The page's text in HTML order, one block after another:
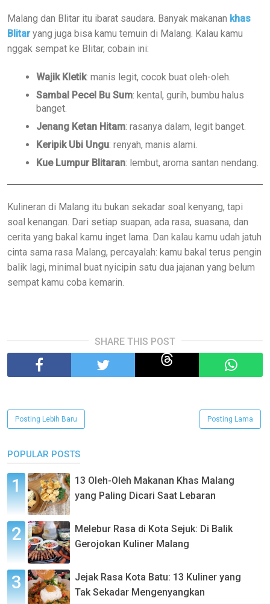
Malang dan Blitar itu ibarat saudara. Banyak makanan khas
Blitaryang juga bisa kamu temuin di Malang. Kalau kamu
nggak sempat ke Blitar, cobain ini:
Wajik Kletik: manis legit, cocok buat oleh-oleh.
Sambal Pecel Bu Sum: kental, gurih, bumbu halus
banget.
Jenang Ketan Hitam: rasanya dalam, legit banget.
Keripik Ubi Ungu: renyah, manis alami.
Kue Lumpur Blitaran: lembut, aroma santan nendang.
Kulineran di Malang itu bukan sekadar soal kenyang, tapi
soal kenangan. Dari setiap suapan, ada rasa, suasana, dan
cerita yang bakal kamu inget lama. Dan kalau kamu udah jatuh
cinta sama rasa Malang, percayalah: kamu bakal terus pengin
balik lagi, minimal buat nyicipin satu dua jajanan yang belum
sempat kamu coba kemarin.
SHARE THIS POST
Posting Lebih Baru Posting Lama
POPULAR POSTS
13 Oleh-Oleh Makanan Khas Malang
yang Paling Dicari Saat Lebaran
Melebur Rasa di Kota Sejuk: Di Balik
Gerojokan Kuliner Malang
Jejak Rasa Kota Batu: 13 Kuliner yang
Tak Sekadar Mengenyangkan